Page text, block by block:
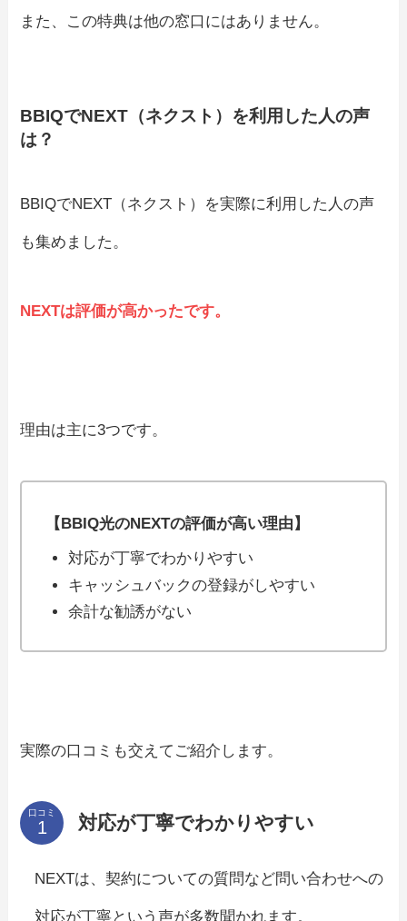
また、この特典は他の窓口にはありません。
BBIQでNEXT（ネクスト）を利用した人の声
は？
BBIQでNEXT（ネクスト）を実際に利用した人の声
も集めました。
NEXTは評価が高かったです。
理由は主に3つです。
【BBIQ光のNEXTの評価が高い理由】
対応が丁寧でわかりやすい
キャッシュバックの登録がしやすい
余計な勧誘がない
実際の口コミも交えてご紹介します。
口コミ 対応が丁寧でわかりやすい
NEXTは、契約についての質問など問い合わせへの
対応が丁寧という声が多数聞かれます。